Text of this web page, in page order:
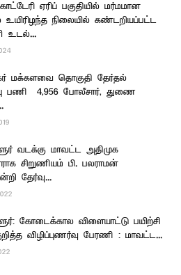
ஏரிப் பகுதியில் மர்மமான
உயிரிழந்த நிலையில் கண்டறியப்பட்ட
உடல்...
மக்களவை தொகுதி தேர்தல்
பணி – 4,956 போலீசார், துணை
வடக்கு மாவட்ட அதிமுக
சிறுணியம் பி. பலராமன்
தேர்வு...
கோடைக்கால விளையாட்டு பயிற்சி
விழிப்புணர்வு பேரணி : மாவட்ட...